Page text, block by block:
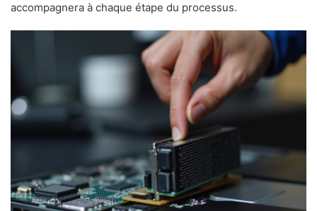
accompagnera à chaque étape du processus.